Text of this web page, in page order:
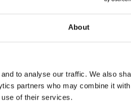
About
to analyse our traffic. We also
partners who may combine it with
use of their services.